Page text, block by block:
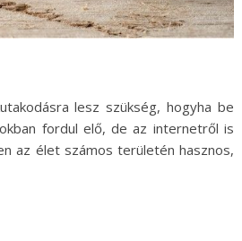
lesz szükség, hogyha be
fordul elő, de az internetről is
az élet számos területén hasznos,